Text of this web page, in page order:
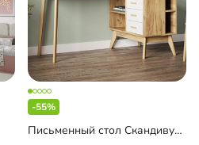
-55%
Письменный стол Скандивуд-3